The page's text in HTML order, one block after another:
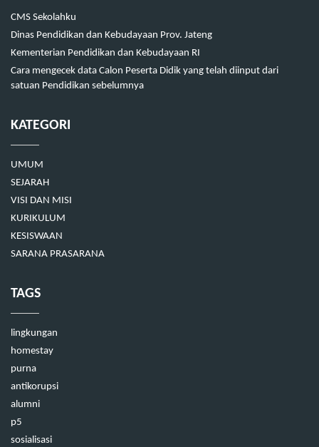
CMS Sekolahku
Dinas Pendidikan dan Kebudayaan Prov. Jateng
Kementerian Pendidikan dan Kebudayaan RI
Cara mengecek data Calon Peserta Didik yang telah diinput dari
satuan Pendidikan sebelumnya
KATEGORI
UMUM
SEJARAH
VISI DAN MISI
KURIKULUM
KESISWAAN
SARANA PRASARANA
TAGS
lingkungan
homestay
purna
antikorupsi
alumni
p5
sosialisasi